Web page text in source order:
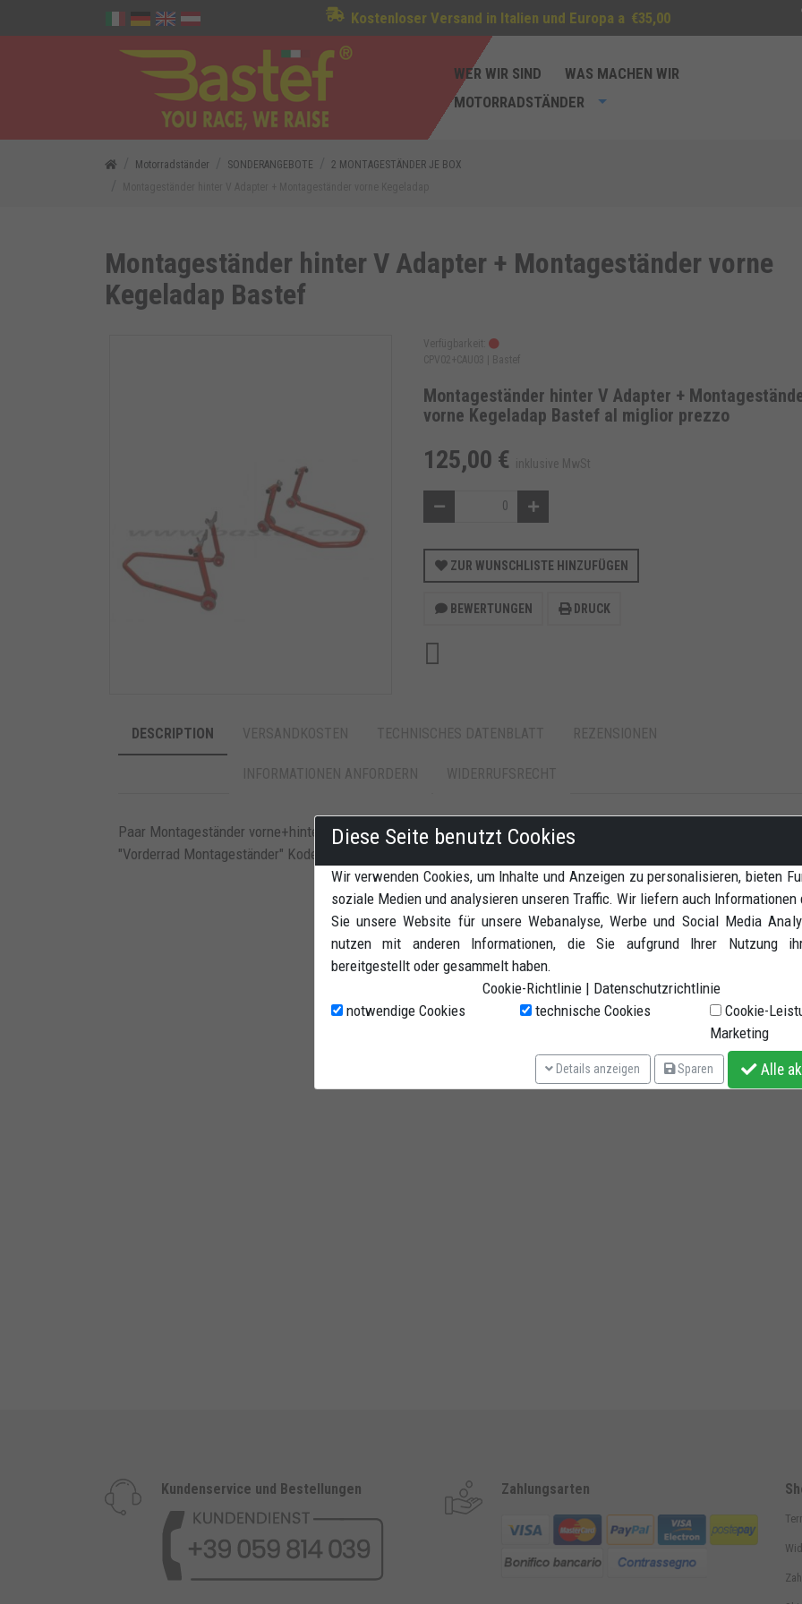
Kostenloser Versand in Italien und Europa a €35,00
WER WIR SIND
WAS MACHEN WIR
MOTORRADSTÄNDER
Motorradständer SONDERANGEBOTE
2 MONTAGESTÄNDER JE BOX
Montageständer hinter V Adapter + Montageständer vorne
Kegeladap Bastef
Verfügbarkeit:
CPV02+CAU03 | Bastef
Montageständer hinter V Adapter +
vorne Kegeladap Bastef al miglior prezzo
125,00 € inklusive MwSt
ZUR WUNSCHLISTE HINZUFÜGEN
BEWERTUNGEN DRUCK
DESCRIPTION VERSANDKOSTEN TECHNISCHES DATENBLATT REZENSIONEN
INFORMATIONEN ANFORDERN WIDERRUFSRECHT
Paar Montageständer vorne+hinten. Kegeladapter vorne und V adapter hinten (siehe die Beschreibung der Produckte
"Vorderrad Montageständer" Kode CAU03 und "Hinterrad Montageständer" Kode CPV02)
Kundenservice und Bestellungen Zahlungsarten
Diese Seite benutzt Cookies
Wir verwenden Cookies, um Inhalte und Anzeigen zu personalisieren, bieten
soziale Medien und analysieren unseren Traffic. Wir liefern auch Informationen
Sie unsere Website für unsere Webanalyse, Werbe und Social Media
nutzen mit anderen Informationen, die Sie aufgrund Ihrer Nutzung
bereitgestellt oder gesammelt haben.
Cookie-Richtlinie | Datenschutzrichtlinie
notwendige Cookies
technische Cookies
Cookie-
Marketing
Details anzeigen Sparen Alle